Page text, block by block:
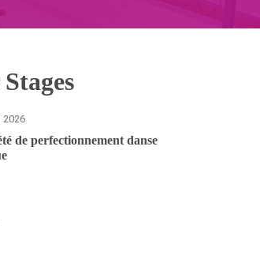
2026
de perfectionnement danse